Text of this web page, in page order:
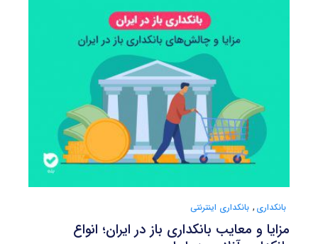
بانکداری , بانکداری اینترنتی
مزایا و معایب بانکداری باز در ایران؛ انواع